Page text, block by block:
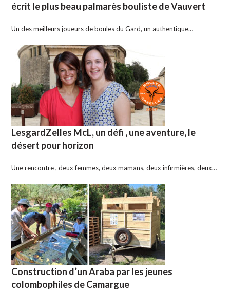
écrit le plus beau palmarès bouliste de Vauvert
Un des meilleurs joueurs de boules du Gard, un authentique…
LesgardZelles McL, un défi , une aventure, le
désert pour horizon
Une rencontre , deux femmes, deux mamans, deux infirmières, deux…
Construction d’un Araba par les jeunes
colombophiles de Camargue